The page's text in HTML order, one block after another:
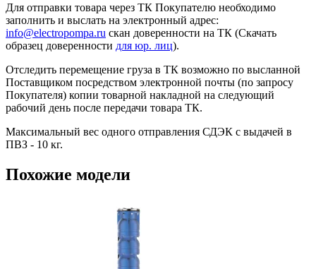
Для отправки товара через ТК Покупателю необходимо
заполнить и выслать на электронный адрес:
info@electropompa.ru скан доверенности на ТК (Скачать
образец доверенности для юр. лиц).
Отследить перемещение груза в ТК возможно по высланной
Поставщиком посредством электронной почты (по запросу
Покупателя) копии товарной накладной на следующий
рабочий день после передачи товара ТК.
Максимальный вес одного отправления СДЭК с выдачей в
ПВЗ - 10 кг.
Похожие модели